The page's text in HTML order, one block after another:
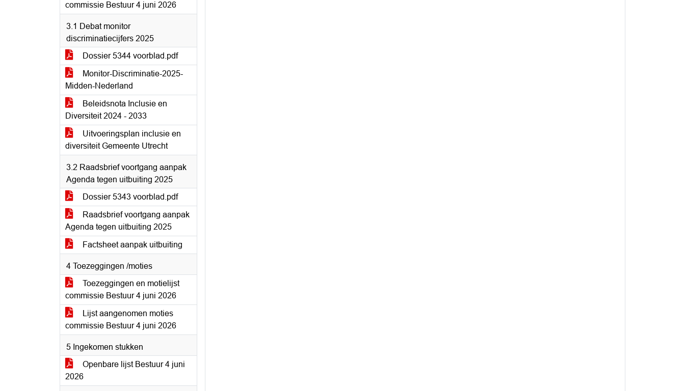
commissie Bestuur 4 juni 2026
3.1 Debat monitor
discriminatiecijfers 2025
Dossier 5344 voorblad.pdf
Monitor-Discriminatie-2025-
Midden-Nederland
Beleidsnota Inclusie en
Diversiteit 2024 - 2033
Uitvoeringsplan inclusie en
diversiteit Gemeente Utrecht
3.2 Raadsbrief voortgang aanpak
Agenda tegen uitbuiting 2025
Dossier 5343 voorblad.pdf
Raadsbrief voortgang aanpak
Agenda tegen uitbuiting 2025
Factsheet aanpak uitbuiting
4 Toezeggingen /moties
Toezeggingen en motielijst
commissie Bestuur 4 juni 2026
Lijst aangenomen moties
commissie Bestuur 4 juni 2026
5 Ingekomen stukken
Openbare lijst Bestuur 4 juni
2026